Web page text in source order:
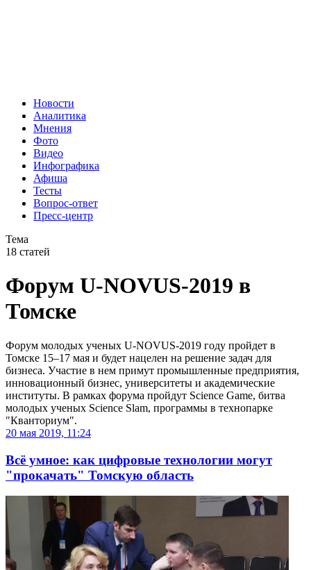
Новости
Аналитика
Мнения
Фото
Видео
Инфографика
Афиша
Тесты
Вопрос-ответ
Пресс-центр
Тема
18 статей
Форум U-NOVUS-2019 в
Томске
Форум молодых ученых U-NOVUS-2019 году пройдет в
Томске 15–17 мая и будет нацелен на решение задач для
бизнеса. Участие в нем примут промышленные предприятия,
инновационный бизнес, университеты и академические
институты. В рамках форума пройдут Science Game, битва
молодых ученых Science Slam, программы в технопарке
"Кванториум".
20 мая 2019, 11:24
Всё умное: как цифровые технологии могут
"прокачать" Томскую область